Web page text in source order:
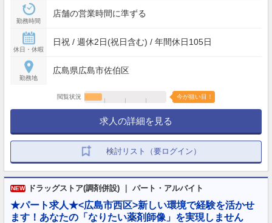
勤務時間
店舗の営業時間に準ずる
休日・休暇
日祝 / 週休2日(祝日含む) / 年間休日105日
勤務地
広島県広島市佐伯区
閲覧状況 今が狙い目！
求人の詳細を見る
検討リスト（要ログイン）
NEW ドラッグストア(調剤併設) ｜ パート・アルバイト
★パート求人★<広島市西区>新しい環境で経験を活かせ
ます！あなたの「なりたい薬剤師像」を実現しません